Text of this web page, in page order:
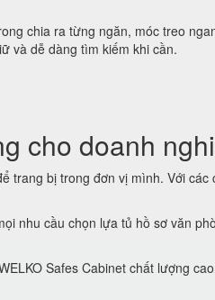
chia ra từng ngăn, móc treo
và dễ dàng tìm kiếm khi cần.
cho doanh
trang bị trong đơn vị mình. Với
nhu cầu chọn lựa tủ hồ sơ văn
Safes Cabinet chất lượng